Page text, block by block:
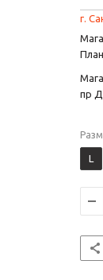
г.
пр
L